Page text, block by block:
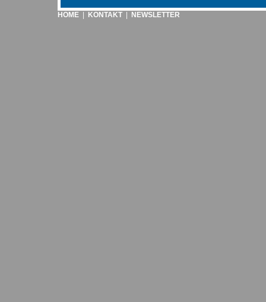
HOME| KONTAKT| NEWSLETTER